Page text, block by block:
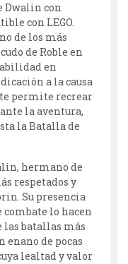
Dwalin con
con LEGO.
de los más
de Roble en
en
a la causa
te permite recrear
la aventura,
la Batalla de
hermano de
respetados y
Su presencia
lo hacen
las batallas más
enano de pocas
lealtad y valor